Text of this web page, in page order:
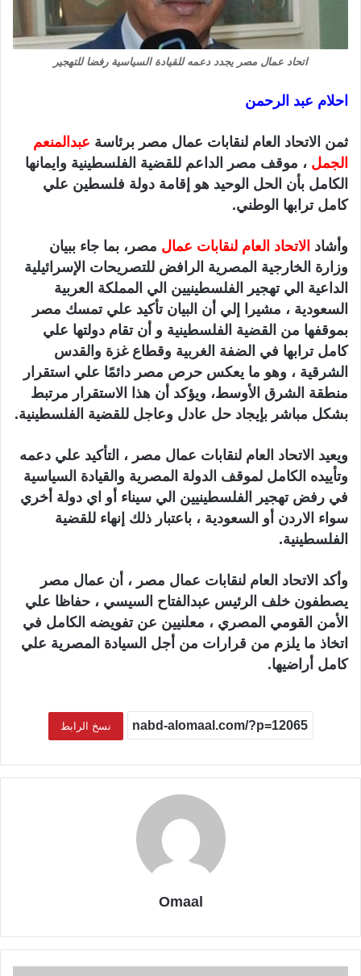
اتحاد عمال مصر يجدد دعمه للقيادة السياسية رفضا للتهجير
احلام عبد الرحمن
ثمن الاتحاد العام لنقابات عمال مصر برئاسة عبدالمنعم
الجمل ، موقف مصر الداعم للقضية الفلسطينية وايمانها
الكامل بأن الحل الوحيد هو إقامة دولة فلسطين علي
كامل ترابها الوطني.
وأشاد الاتحاد العام لنقابات عمال مصر، بما جاء ببيان
وزارة الخارجية المصرية الرافض للتصريحات الإسرائيلية
الداعية الي تهجير الفلسطينيين الي المملكة العربية
السعودية ، مشيرا إلي أن البيان تأكيد علي تمسك مصر
بموقفها من القضية الفلسطينية و أن تقام دولتها علي
كامل ترابها في الضفة الغربية وقطاع غزة والقدس
الشرقية ، وهو ما يعكس حرص مصر دائمًا علي استقرار
منطقة الشرق الأوسط، ويؤكد أن هذا الاستقرار مرتبط
بشكل مباشر بإيجاد حل عادل وعاجل للقضية الفلسطينية.
ويعيد الاتحاد العام لنقابات عمال مصر ، التأكيد علي دعمه
وتأييده الكامل لموقف الدولة المصرية والقيادة السياسية
في رفض تهجير الفلسطينيين الي سيناء أو اي دولة أخري
سواء الاردن أو السعودية ، باعتبار ذلك إنهاء للقضية
الفلسطينية.
وأكد الاتحاد العام لنقابات عمال مصر ، أن عمال مصر
يصطفون خلف الرئيس عبدالفتاح السيسي ، حفاظا علي
الأمن القومي المصري ، معلنيين عن تفويضه الكامل في
اتخاذ ما يلزم من قرارات من أجل السيادة المصرية علي
كامل أراضيها.
نسخ الرابط
Omaal